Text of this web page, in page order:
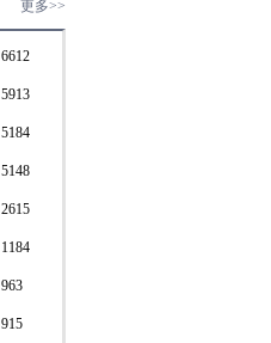
更多>>
6612
5913
5184
5148
2615
1184
963
915